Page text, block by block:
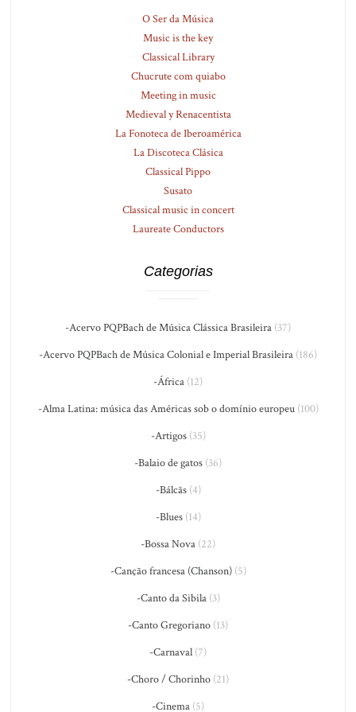
O Ser da Música
Music is the key
Classical Library
Chucrute com quiabo
Meeting in music
Medieval y Renacentista
La Fonoteca de Iberoamérica
La Discoteca Clásica
Classical Pippo
Susato
Classical music in concert
Laureate Conductors
Categorias
-Acervo PQPBach de Música Clássica Brasileira (37)
-Acervo PQPBach de Música Colonial e Imperial Brasileira (186)
-África (12)
-Alma Latina: música das Américas sob o domínio europeu(100)
-Artigos(35)
-Balaio de gatos (36)
-Bálcãs(4)
-Blues(14)
-Bossa Nova (22)
-Canção francesa (Chanson)(5)
-Canto da Sibila(3)
-Canto Gregoriano (13)
-Carnaval (7)
-Choro / Chorinho (21)
-Cinema (5)